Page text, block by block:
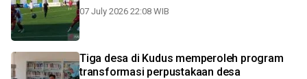
07 July 2026 22:08 WIB
Tiga desa di Kudus memperoleh program
transformasi perpustakaan desa